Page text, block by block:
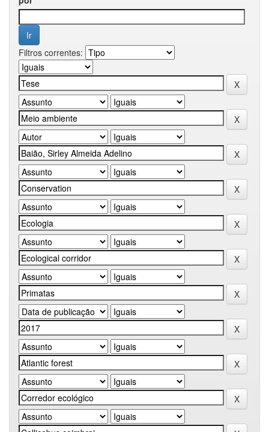
Filtros correntes: